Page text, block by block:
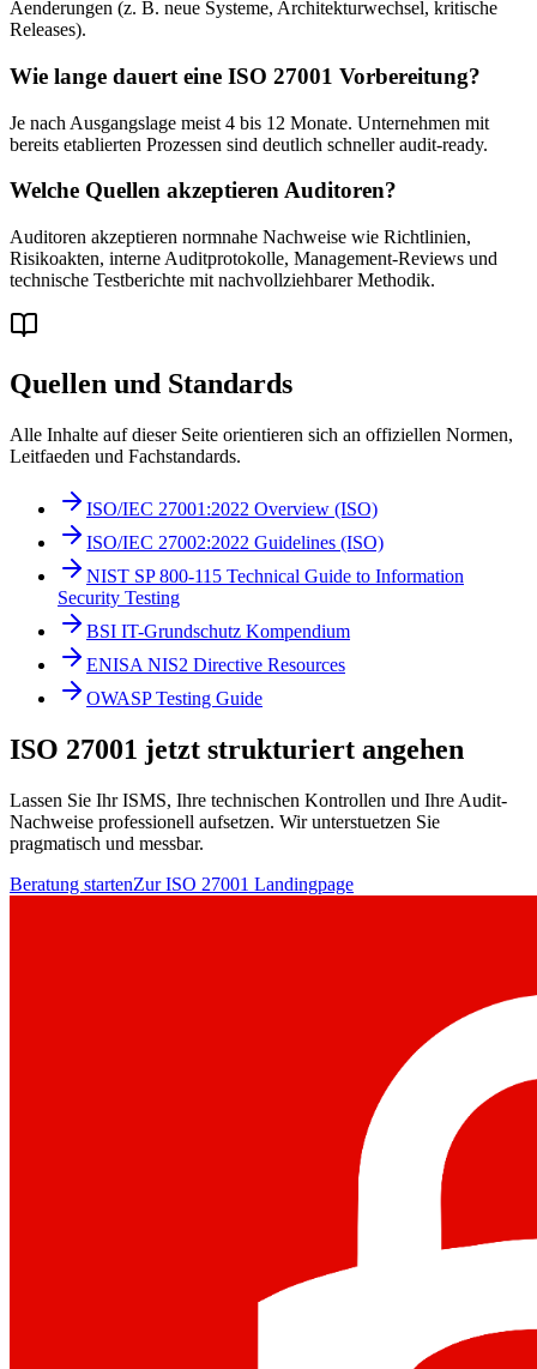
Aenderungen (z. B. neue Systeme, Architekturwechsel, kritische
Releases).
Wie lange dauert eine ISO 27001 Vorbereitung?
Je nach Ausgangslage meist 4 bis 12 Monate. Unternehmen mit
bereits etablierten Prozessen sind deutlich schneller audit-ready.
Welche Quellen akzeptieren Auditoren?
Auditoren akzeptieren normnahe Nachweise wie Richtlinien,
Risikoakten, interne Auditprotokolle, Management-Reviews und
technische Testberichte mit nachvollziehbarer Methodik.
Quellen und Standards
Alle Inhalte auf dieser Seite orientieren sich an offiziellen Normen,
Leitfaeden und Fachstandards.
ISO/IEC 27001:2022 Overview (ISO)
ISO/IEC 27002:2022 Guidelines (ISO)
NIST SP 800-115 Technical Guide to Information
Security Testing
BSI IT-Grundschutz Kompendium
ENISA NIS2 Directive Resources
OWASP Testing Guide
ISO 27001 jetzt strukturiert angehen
Lassen Sie Ihr ISMS, Ihre technischen Kontrollen und Ihre Audit-
Nachweise professionell aufsetzen. Wir unterstuetzen Sie
pragmatisch und messbar.
Beratung startenZur ISO 27001 Landingpage